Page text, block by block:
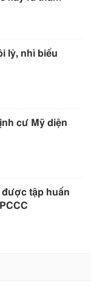
lỳ, nhì biểu
cư Mỹ diện
được tập huấn